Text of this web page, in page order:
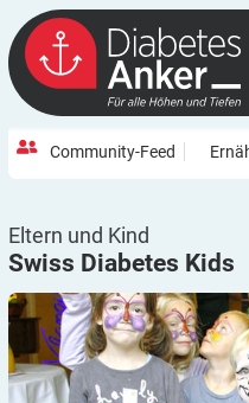
Community-Feed
Eltern und Kind
Swiss Diabetes Kids